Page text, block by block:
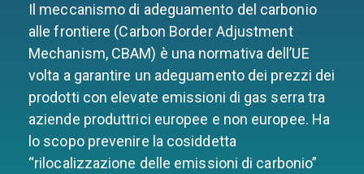
Il meccanismo di adeguamento del carbonio
alle frontiere (Carbon Border Adjustment
Mechanism, CBAM) è una normativa dell’UE
volta a garantire un adeguamento dei prezzi dei
prodotti con elevate emissioni di gas serra tra
aziende produttrici europee e non europee. Ha
lo scopo prevenire la cosiddetta
“rilocalizzazione delle emissioni di carbonio”